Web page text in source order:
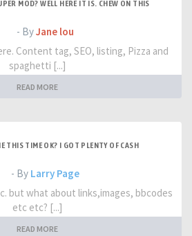
MOD? WELL HERE IT IS. CHEW ON THIS
- ByJane lou
Content tag, SEO, listing, Pizza and
spaghetti [...]
READ MORE
THIS TIME OK? I GOT PLENTY OF CASH
- By Larry Page
but what about links,images, bbcodes
etc etc? [...]
READ MORE